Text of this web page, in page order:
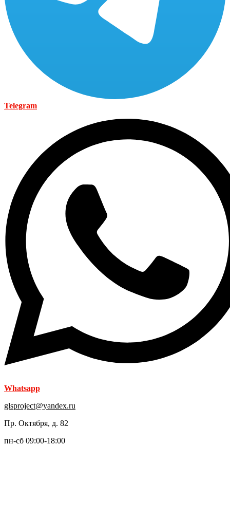
Telegram
Whatsapp
glsproject@yandex.ru
Пр. Октября, д. 82
пн-сб 09:00-18:00